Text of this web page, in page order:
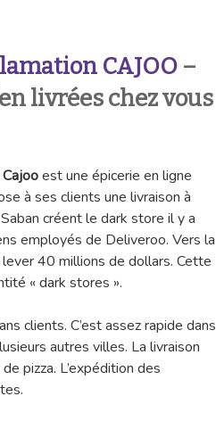
CAJOO –
livrées chez vous
Cajooest une épicerie en ligne
à ses clients une livraison à
créent le dark store il y a
employés de Deliveroo. Vers la
40 millions de dollars. Cette
« dark stores ».
clients. C’est assez rapide dans
autres villes. La livraison
pizza. L’expédition des